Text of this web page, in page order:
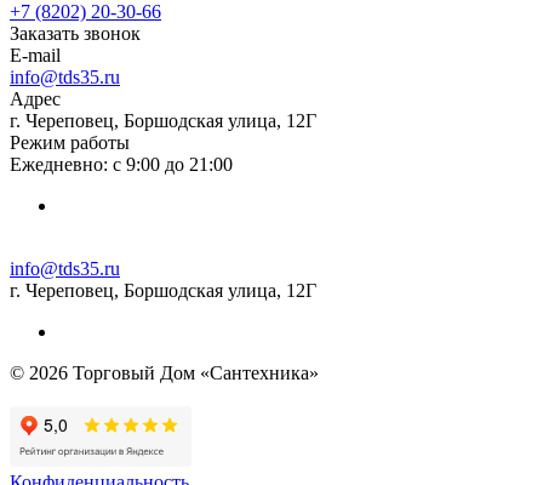
+7 (8202) 20‑30-66
Заказать звонок
E-mail
info@tds35.ru
Адрес
г. Череповец, Боршодская улица, 12Г
Режим работы
Ежедневно: с 9:00 до 21:00
info@tds35.ru
г. Череповец, Боршодская улица, 12Г
© 2026 Торговый Дом «Сантехника»